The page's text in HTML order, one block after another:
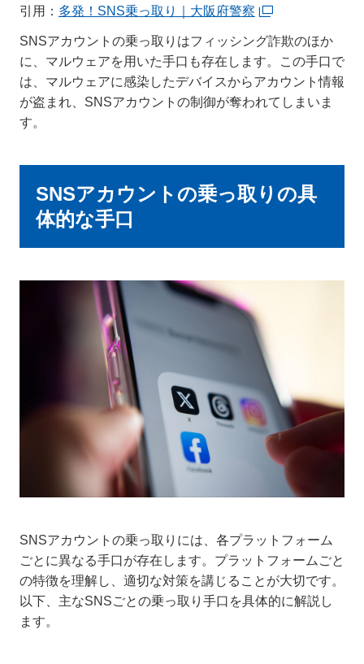
引用： 多発！SNS乗っ取り｜大阪府警察
SNSアカウントの乗っ取りはフィッシング詐欺のほか
に、マルウェアを用いた手口も存在します。この手口で
は、マルウェアに感染したデバイスからアカウント情報
が盗まれ、SNSアカウントの制御が奪われてしまいま
す。
SNSアカウントの乗っ取りの具
体的な手口
SNSアカウントの乗っ取りには、各プラットフォーム
ごとに異なる手口が存在します。プラットフォームごと
の特徴を理解し、適切な対策を講じることが大切です。
以下、主なSNSごとの乗っ取り手口を具体的に解説し
ます。